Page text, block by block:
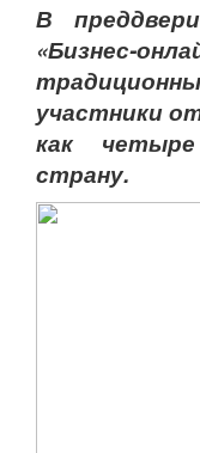
В
участники
как
страну.